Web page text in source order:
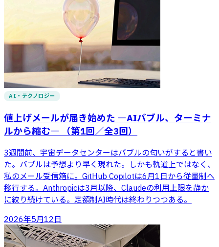
AI・テクノロジー
値上げメールが届き始めた ―AIバブル、ターミナ
ルから縮む― （第1回／全3回）
3週間前、宇宙データセンターはバブルの匂いがすると書い
た。バブルは予想より早く現れた。しかも軌道上ではなく、
私のメール受信箱に。GitHub Copilotは6月1日から従量制へ
移行する。Anthropicは3月以降、Claudeの利用上限を静か
に絞り続けている。定額制AI時代は終わりつつある。
2026年5月12日